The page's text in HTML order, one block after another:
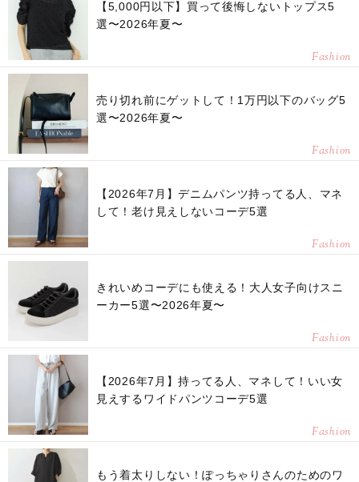
【5,000円以下】買って後悔しないトップス5
選〜2026年夏〜
Fashion
売り切れ前にゲットして！1万円以下のバッグ5
選〜2026年夏〜
Fashion
【2026年7月】デニムパンツ持ってる人、マネ
して！老け見えしないコーデ5選
Fashion
きれいめコーデにも使える！大人女子向けスニ
ーカー5選〜2026年夏〜
Fashion
【2026年7月】持ってる人、マネして！いい女
見えするワイドパンツコーデ5選
Fashion
もう着太りしない！ぽっちゃりさんのためのワ